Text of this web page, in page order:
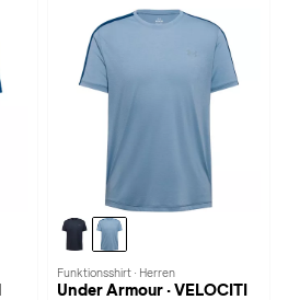
Funktionsshirt · Herren
Under Armour · VELOCITI